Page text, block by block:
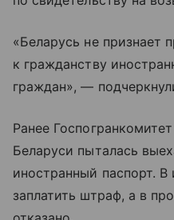
«Беларусь не признает
к гражданству
граждан», —
Ранее
Беларуси пыталась
иностранный паспорт. В
заплатить штраф, а в